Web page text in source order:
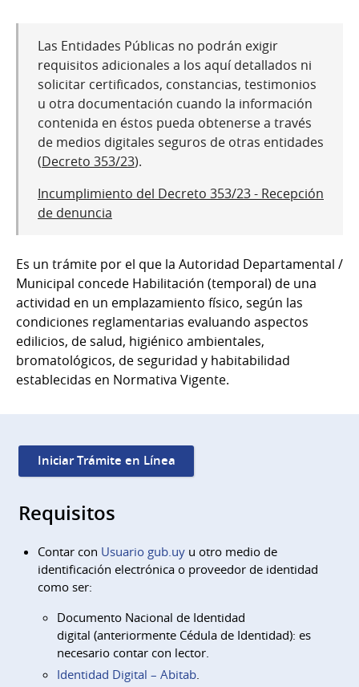
Las Entidades Públicas no podrán exigir
requisitos adicionales a los aquí detallados ni
solicitar certificados, constancias, testimonios
u otra documentación cuando la información
contenida en éstos pueda obtenerse a través
de medios digitales seguros de otras entidades
(Decreto 353/23).
Incumplimiento del Decreto 353/23 - Recepción
de denuncia
Es un trámite por el que la Autoridad Departamental /
Municipal concede Habilitación (temporal) de una
actividad en un emplazamiento físico, según las
condiciones reglamentarias evaluando aspectos
edilicios, de salud, higiénico ambientales,
bromatológicos, de seguridad y habitabilidad
establecidas en Normativa Vigente.
Iniciar Trámite en Línea
Requisitos
Contar con Usuario gub.uyu otro medio de
identificación electrónica o proveedor de identidad
como ser:
Documento Nacional de Identidad
digital (anteriormente Cédula de Identidad): es
necesario contar con lector.
Identidad Digital – Abitab.